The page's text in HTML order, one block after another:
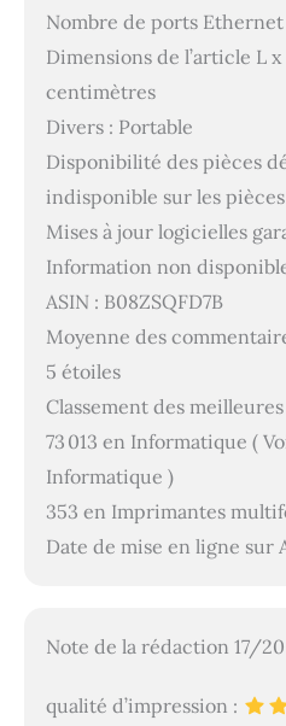
Nombre de ports Ethernet
Dimensions de l’article L x
centimètres
Divers : Portable
Disponibilité des pièces
indisponible sur les
Mises à jour logicielles
Information non
ASIN : B08ZSQFD7B
Moyenne des
5 étoiles
Classement des meilleures
73 013 en Informatique (
Informatique )
353 en Imprimantes
Date de mise en ligne sur
Note de la rédaction 17/20
qualité d’impression :